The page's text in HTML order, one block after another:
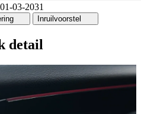
03-2031
Inruilvoorstel
detail